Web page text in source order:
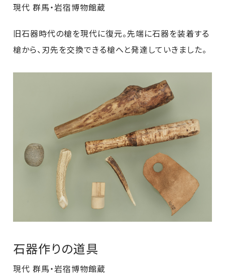
現代 群馬・岩宿博物館蔵
旧石器時代の槍を現代に復元。先端に石器を装着する
槍から、刃先を交換できる槍へと発達していきました。
石器作りの道具
現代 群馬・岩宿博物館蔵